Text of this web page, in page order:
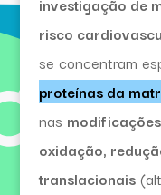
risco
se concentram
proteínas da
nas modificações
oxidação,
translacionais